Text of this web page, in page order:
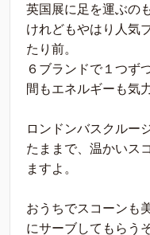
英国展に足を運ぶの
けれどもやはり人気
たり前。
６ブランドで１つず
間もエネルギーも気
ロンドンバスクルー
たままで、温かいス
ますよ。
おうちでスコーンも
にサーブしてもらう